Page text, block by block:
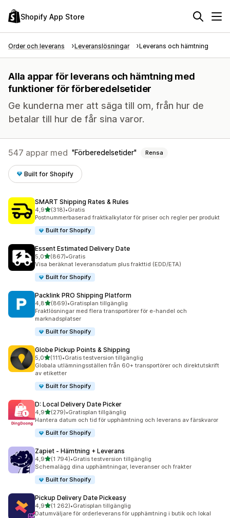
Shopify App Store
Order och leverans Leveranslösningar Leverans och hämtning
Alla appar för leverans och hämtning med
funktioner för förberedelsetider
Ge kunderna mer att säga till om, från hur de
betalar till hur de får sina varor.
547 appar med Förberedelsetider Rensa
Built for Shopify
SMART Shipping Rates & Rules
4,9av 5 stjärnor
(318)
318 recensioner totalt
•Gratis
Postnummerbaserad fraktkalkylator för priser och regler per produkt
Built for Shopify
Essent Estimated Delivery Date
5,0av 5 stjärnor
(867)
867 recensioner totalt
•Gratis
Visa beräknat leveransdatum plus frakttid (EDD/ETA)
Built for Shopify
Packlink PRO Shipping Platform
4,8av 5 stjärnor
(869)
869 recensioner totalt
•Gratisplan tillgänglig
Fraktlösningar med flera transportörer för e-handel och
marknadsplatser
Built for Shopify
Globe Pickup Points & Shipping
5,0av 5 stjärnor
(111)
111 recensioner totalt
•Gratis testversion tillgänglig
Globala utlämningsställen från 60+ transportörer och direktutskrift
av etiketter
Built for Shopify
D: Local Delivery Date Picker
4,9av 5 stjärnor
(279)
279 recensioner totalt
•Gratisplan tillgänglig
Hantera datum och tid för upphämtning och leverans av färskvaror
Built for Shopify
Zapiet ‑ Hämtning + Leverans
4,9av 5 stjärnor
(1 794)
1794 recensioner totalt
•Gratis testversion tillgänglig
Schemalägg dina upphämtningar, leveranser och frakter
Built for Shopify
Pickup Delivery Date Pickeasy
4,9av 5 stjärnor
(1 262)
1262 recensioner totalt
•Gratisplan tillgänglig
Datumväljare för orderleverans för upphämtning i butik och lokal